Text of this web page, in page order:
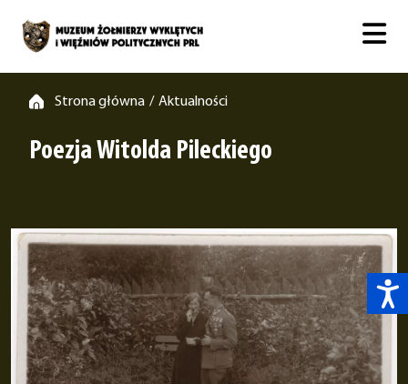
Strona główna / Aktualności
Poezja Witolda Pileckiego